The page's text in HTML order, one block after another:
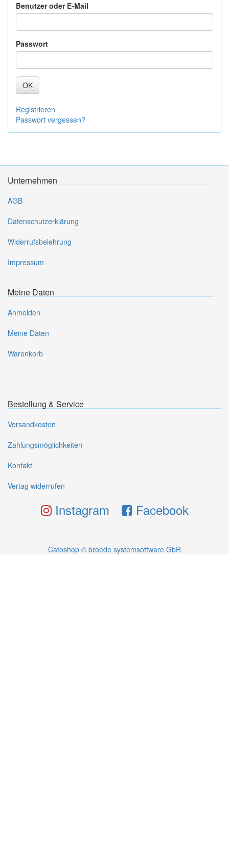
Benutzer oder E-Mail
Passwort
OK
Registrieren
Passwort vergessen?
Unternehmen
AGB
Datenschutzerklärung
Widerrufsbelehrung
Impressum
Meine Daten
Anmelden
Meine Daten
Warenkorb
Bestellung & Service
Versandkosten
Zahlungsmöglichkeiten
Kontakt
Vertag widerrufen
Instagram Facebook
Catoshop © broede systemsoftware GbR